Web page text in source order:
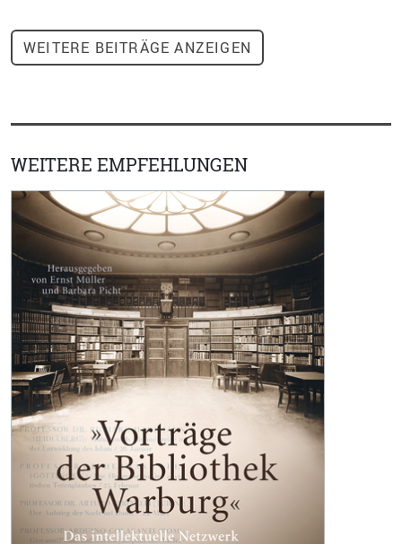
WEITERE BEITRÄGE ANZEIGEN
WEITERE EMPFEHLUNGEN